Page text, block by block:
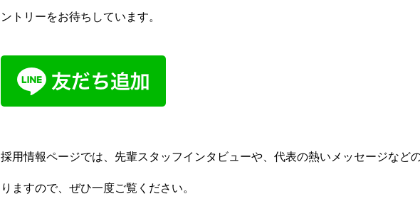
ントリーをお待ちしています。
採用情報ページでは、先輩スタッフインタビューや、代表の熱いメッセージなど
りますので、ぜひ一度ご覧ください。